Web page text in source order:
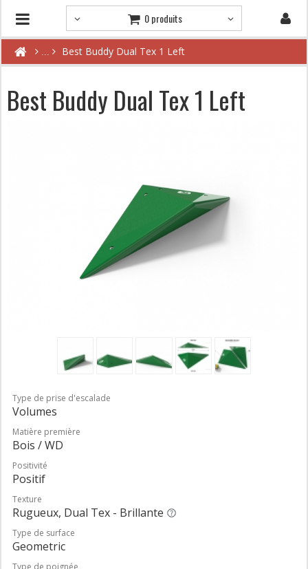
0 produits
Best Buddy Dual Tex 1 Left
Best Buddy Dual Tex 1 Left
Type de prise d'escalade
Volumes
Matière première
Bois / WD
Positivité
Positif
Texture
Rugueux, Dual Tex - Brillante
Type de surface
Geometric
Type de poignée